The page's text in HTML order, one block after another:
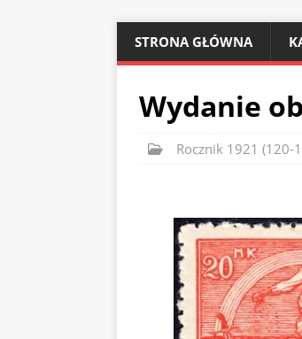
STRONA GŁÓWNA
Wydanie
Rocznik 1921 (120-